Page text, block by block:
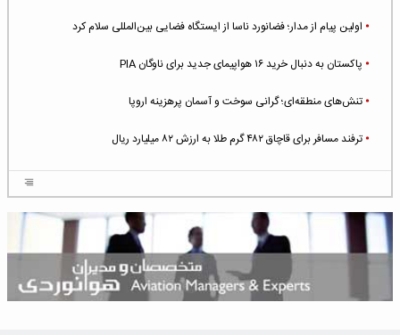
اولین پیام از مدار؛ فضانورد ناسا از ایستگاه فضایی بین‌المللی سلام کرد
پاکستان به دنبال خرید ۱۶ هواپیمای جدید برای ناوگان PIA
تنش‌های منطقه‌ای؛ گرانی سوخت و آسمان پرهزینه اروپا
ترفند مسافر برای قاچاق ۴۸۲ گرم طلا به ارزش ۸۲ میلیارد ریال
افزایش سطح تهدید برای ایرلاین‌های فعال در خاورمیانه
شلوغ‌ترین فرودگاه‌های اروپا در ۲۰۲۵: لندن، استانبول و پاریس
پخش زنده پرواز سیزدهم موشک استارشیپ اسپیس‌ایکس [جمعه ساعت ۰۱:۴۵]